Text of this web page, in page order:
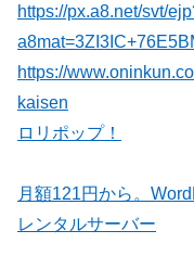
https://px.a8.net/svt/
https://
kaisen
ロリポップ！
月額121円から。
レンタルサーバー